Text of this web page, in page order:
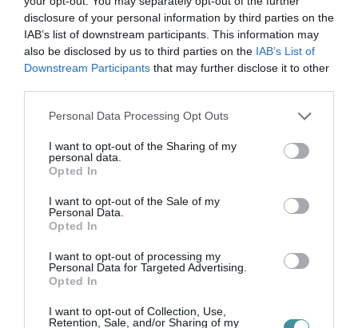
disclosure of your personal information by third parties on the
IAB’s list of downstream participants. This information may
also be disclosed by us to third parties on the IAB’s List of
Downstream Participants that may further disclose it to other
Please note that this website/app uses one or more Google
not limited to your visit or usage behaviour. You may click to
grant or deny consent to Google and its third-party tags to
use your data for below specified purposes in below Google
consent section.
Personal Data Processing Opt Outs
I want to opt-out of the Sharing of my
personal data.
Opted In
I want to opt-out of the Sale of my
Personal Data.
Opted In
I want to opt-out of processing my
Personal Data for Targeted Advertising.
Opted In
I want to opt-out of Collection, Use,
Retention, Sale, and/or Sharing of my
2026. augusztus 07| Környék ügye
ZÁPOROK, ZIVATAROK KIALAKULHATNAK
MENTŐK IS A HELYSZÍNRE ÉRKE...
2026. augusztus 06|Riasztó